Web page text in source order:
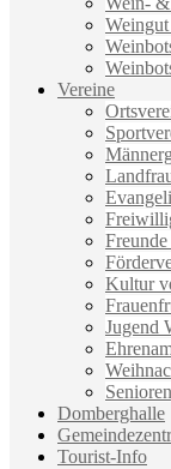
Vereine
Kultur
Jugend
Domberghalle
Tourist-Info